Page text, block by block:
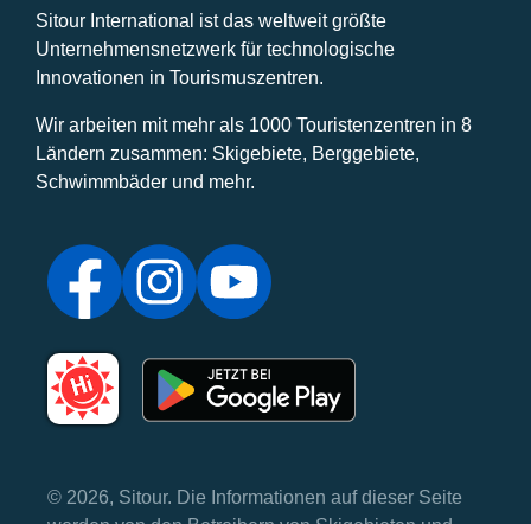
Sitour International ist das weltweit größte
Unternehmensnetzwerk für technologische
Innovationen in Tourismuszentren.
Wir arbeiten mit mehr als 1000 Touristenzentren in 8
Ländern zusammen: Skigebiete, Berggebiete,
Schwimmbäder und mehr.
© 2026, Sitour. Die Informationen auf dieser Seite